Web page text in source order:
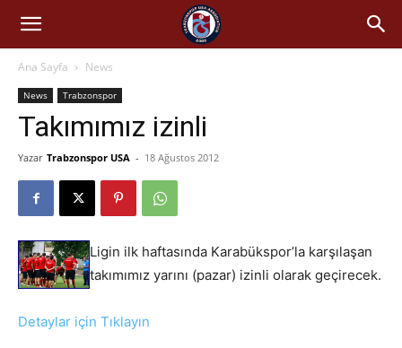
Ana Sayfa News
News Trabzonspor
Takımımız izinli
Yazar Trabzonspor USA - 18 Ağustos 2012
Ligin ilk haftasında Karabükspor’la karşılaşan
takımımız yarını (pazar) izinli olarak geçirecek.
Detaylar için Tıklayın